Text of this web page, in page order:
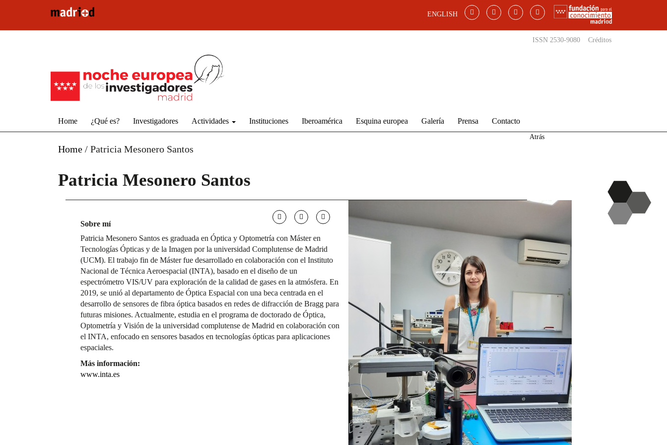
ENGLISH
ISSN 2530-9080 Créditos
Home ¿Qué es? Investigadores Actividades Instituciones Iberoamérica Esquina europea Galería Prensa Contacto
Home / Patricia Mesonero Santos
Atrás
Patricia Mesonero Santos
Sobre mí
Patricia Mesonero Santos es graduada en Óptica y Optometría con Máster en
Tecnologías Ópticas y de la Imagen por la universidad Complutense de Madrid
(UCM). El trabajo fin de Máster fue desarrollado en colaboración con el Instituto
Nacional de Técnica Aeroespacial (INTA), basado en el diseño de un
espectrómetro VIS/UV para exploración de la calidad de gases en la atmósfera. En
2019, se unió al departamento de Óptica Espacial con una beca centrada en el
desarrollo de sensores de fibra óptica basados en redes de difracción de Bragg para
futuras misiones. Actualmente, estudia en el programa de doctorado de Óptica,
Optometría y Visión de la universidad complutense de Madrid en colaboración con
el INTA, enfocado en sensores basados en tecnologías ópticas para aplicaciones
espaciales.
Más información:
www.inta.es